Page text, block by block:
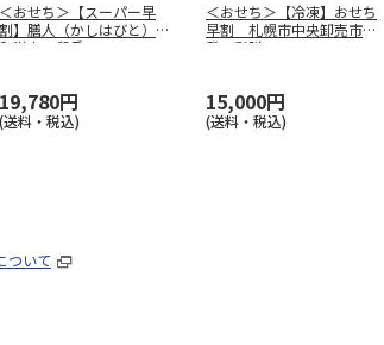
＜おせち＞【スーパー早
割】膳人（かしはびと）
和洋中二段重
19,780円
(送料・税込)
＜おせち＞【冷凍】おせち
早割 札幌市中央卸売市場
発 彩膳
15,000円
(送料・税込)
ついて